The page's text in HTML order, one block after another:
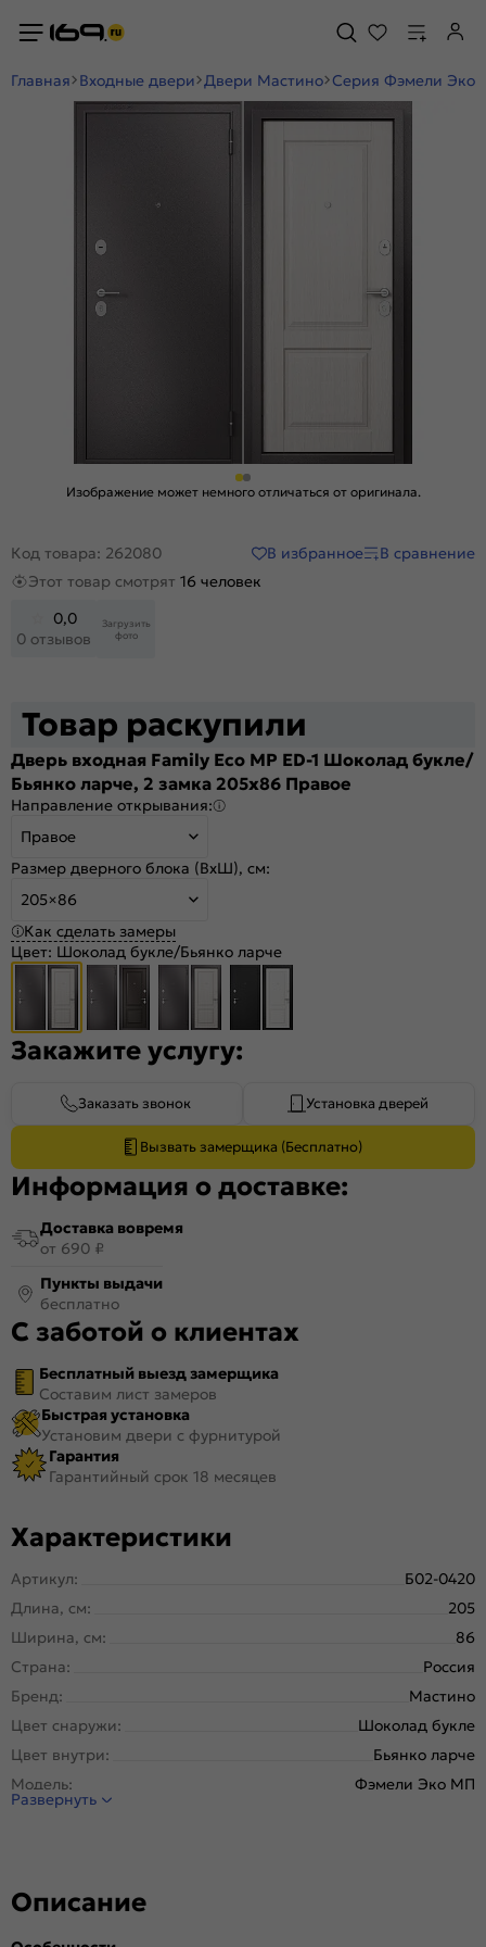
Главная Входные двери Двери Мастино Серия Фэмели Эко
Изображение может немного отличаться от оригинала.
Код товара: 262080 В избранное
В сравнение
Этот товар смотрят 16 человек
0,0
0 отзывов
Загрузить
фото
Товар раскупили
Дверь входная Family Eco MP ED-1 Шоколад букле/
Бьянко ларче, 2 замка 205x86 Правое
Направление открывания:
Правое
Размер дверного блока (ВхШ), см:
205×86
Как сделать замеры
Цвет: Шоколад букле/Бьянко ларче
Закажите услугу:
Заказать звонок Установка дверей
Вызвать замерщика (Бесплатно)
Информация о доставке:
Доставка вовремя
от 690 ₽
Пункты выдачи
бесплатно
С заботой о клиентах
Бесплатный выезд замерщика
Составим лист замеров
Быстрая установка
Установим двери с фурнитурой
Гарантия
Гарантийный срок 18 месяцев
Характеристики
Артикул:
Б02-0420
Длина, см:
205
Ширина, см:
86
Страна:
Россия
Бренд:
Мастино
Цвет снаружи:
Шоколад букле
Цвет внутри:
Бьянко ларче
Модель:
Фэмели Эко МП
Открывание:
Марка
Новолипецкий металлургический завод, завод
Развернуть
Описание